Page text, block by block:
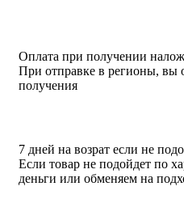
Оплата при получении
При отправке в регионы, вы
получения
7 дней на возрат если не
Если товар не подойдет по
деньги или обменяем на